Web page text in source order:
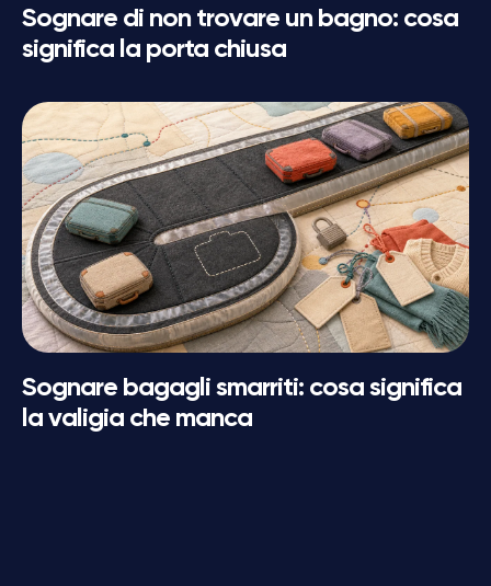
Sognare di non trovare un bagno: cosa
significa la porta chiusa
Sognare bagagli smarriti: cosa significa
la valigia che manca